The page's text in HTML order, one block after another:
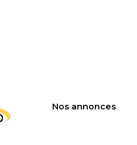
Nos annonces